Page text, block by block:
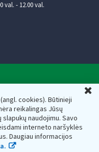
(angl. cookies). Būtinieji
reikalingas Jūsų
naudojimu. Savo
interneto naršyklės
Daugiau informacijos
val. - 12.00 val.
— 188659752,
Lietuva, el.paštas:
188659752
prie Lietuvos
ir saugomi Juridinių